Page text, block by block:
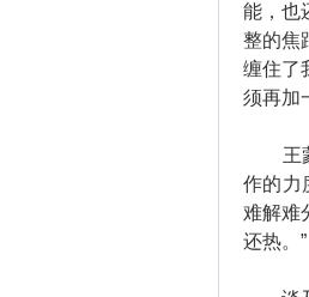
能，也
整的焦
缠住了
须再加
王蒙
作的力
难解难
还热。”